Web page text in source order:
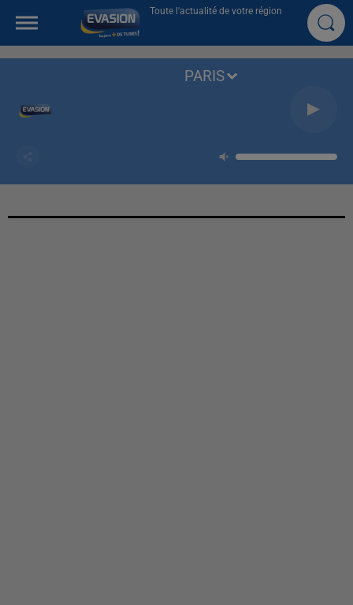
Toute l'actualité de votre région
PARIS